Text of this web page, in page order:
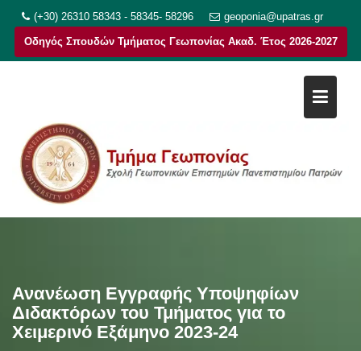
στο
περιεχόμενο
(+30) 26310 58343 - 58345- 58296 geoponia@upatras.gr
Οδηγός Σπουδών Τμήματος Γεωπονίας Ακαδ. Έτος 2026-2027
Ανανέωση Εγγραφής Υποψηφίων
Διδακτόρων του Τμήματος για το
Χειμερινό Εξάμηνο 2023-24